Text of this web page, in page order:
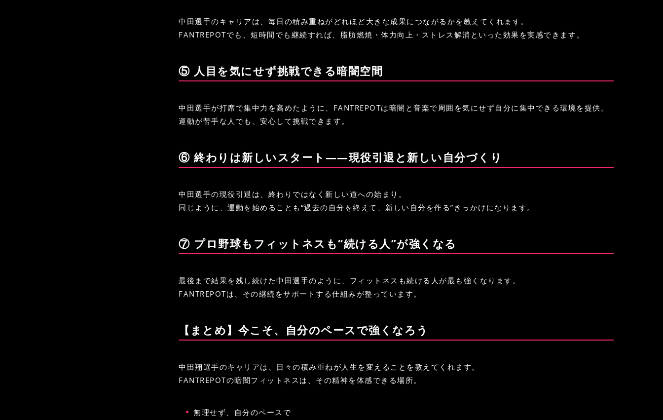
中田選手のキャリアは、毎日の積み重ねがどれほど大きな成果につながるかを教えてくれます。
FANTREPOTでも、短時間でも継続すれば、脂肪燃焼・体力向上・ストレス解消といった効果を実感できます。
⑤ 人目を気にせず挑戦できる暗闇空間
中田選手が打席で集中力を高めたように、FANTREPOTは暗闇と音楽で周囲を気にせず自分に集中できる環境を提供。
運動が苦手な人でも、安心して挑戦できます。
⑥ 終わりは新しいスタート——現役引退と新しい自分づくり
中田選手の現役引退は、終わりではなく新しい道への始まり。
同じように、運動を始めることも“過去の自分を終えて、新しい自分を作る”きっかけになります。
⑦ プロ野球もフィットネスも“続ける人”が強くなる
最後まで結果を残し続けた中田選手のように、フィットネスも続ける人が最も強くなります。
FANTREPOTは、その継続をサポートする仕組みが整っています。
【まとめ】今こそ、自分のペースで強くなろう
中田翔選手のキャリアは、日々の積み重ねが人生を変えることを教えてくれます。
FANTREPOTの暗闇フィットネスは、その精神を体感できる場所。
無理せず、自分のペースで